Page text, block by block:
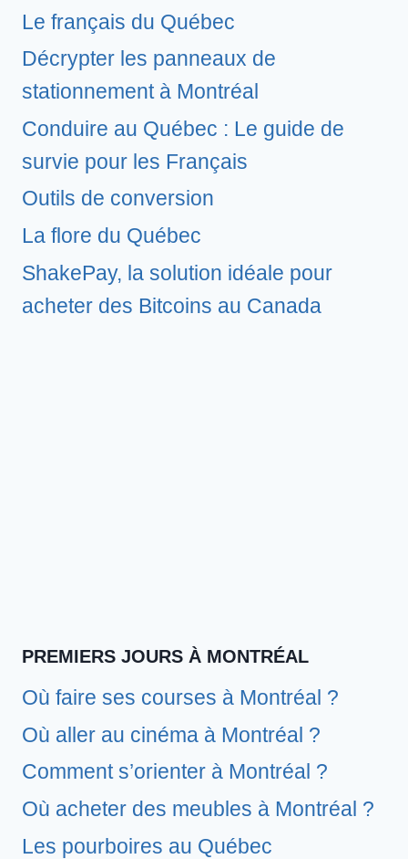
Le français du Québec
Décrypter les panneaux de
stationnement à Montréal
Conduire au Québec : Le guide de
survie pour les Français
Outils de conversion
La flore du Québec
ShakePay, la solution idéale pour
acheter des Bitcoins au Canada
PREMIERS JOURS À MONTRÉAL
Où faire ses courses à Montréal ?
Où aller au cinéma à Montréal ?
Comment s’orienter à Montréal ?
Où acheter des meubles à Montréal ?
Les pourboires au Québec